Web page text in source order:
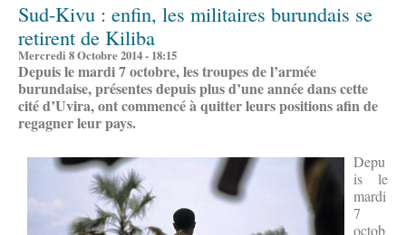
Sud-Kivu : enfin, les militaires burundais se
retirent de Kiliba
Mercredi 8 Octobre 2014 - 18:15
Depuis le mardi 7 octobre, les troupes de l’armée
burundaise, présentes depuis plus d’une année dans cette
cité d’Uvira, ont commencé à quitter leurs positions afin de
regagner leur pays.
Depu
is le
mardi
7
octob